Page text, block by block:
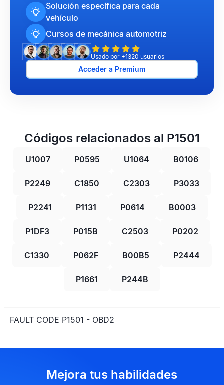
Solución específica para cada
vehículo
Cursos de mecánica automotriz
Usado por +1320 usuarios
Acceder a Premium
Códigos relacionados al P1501
U1007 P0595 U1064 B0106
P2249 C1850 C2303 P3033
P2241 P1131 P0614 B0003
P1DF3 P015B C2503 P0202
C1330 P062F B00B5 P2444
P1661 P244B
FAULT CODE P1501 - OBD2
Mejora tus habilidades